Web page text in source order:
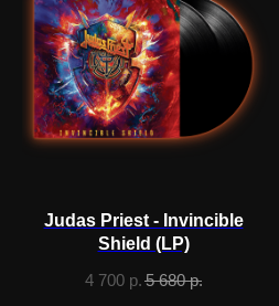
Judas Priest - Invincible
Shield (LP)
4 700 р. 5 680 р.
Нужна
помощь?
Напишите нам, мы ответим
на все вопросы и поможем